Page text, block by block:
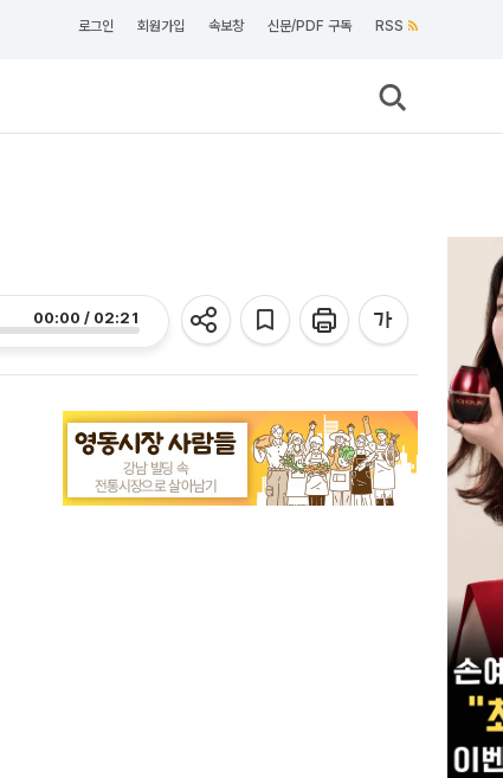
로그인 회원가입 속보창 신문/PDF 구독 RSS
00:00 / 02:21